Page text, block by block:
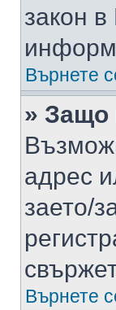
закон
Върнете
» Защо
адрес
заето/
Върнете